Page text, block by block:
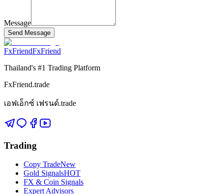
Message
Send Message
FxFriendFxFriend
Thailand's #1 Trading Platform
FxFriend.trade
เอฟเอ็กซ์ เฟรนด์.trade
Trading
Copy TradeNew
Gold SignalsHOT
FX & Coin Signals
Expert Advisors